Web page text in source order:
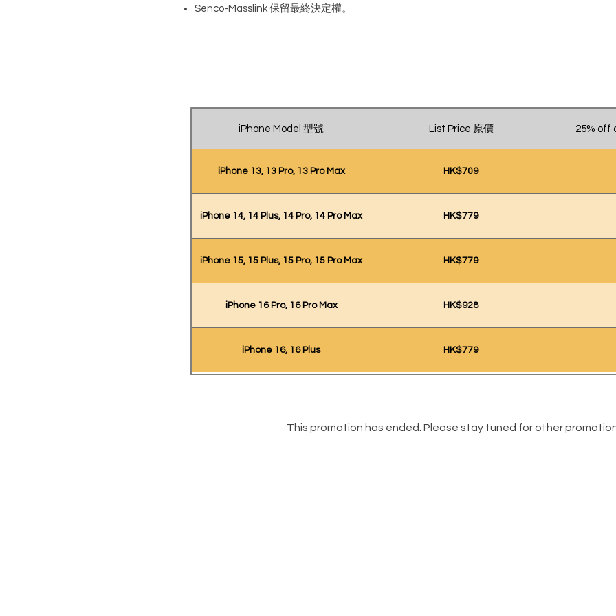
Senco-Masslink 保留最終決定權。
iPhone Model 型號 List Price 原價 25% off
iPhone 13, 13 Pro, 13 Pro Max HK$709
iPhone 14, 14 Plus, 14 Pro, 14 Pro Max HK$779
iPhone 15, 15 Plus, 15 Pro, 15 Pro Max HK$779
iPhone 16 Pro, 16 Pro Max HK$928
iPhone 16, 16 Plus HK$779
This promotion has ended. Please stay tuned for other